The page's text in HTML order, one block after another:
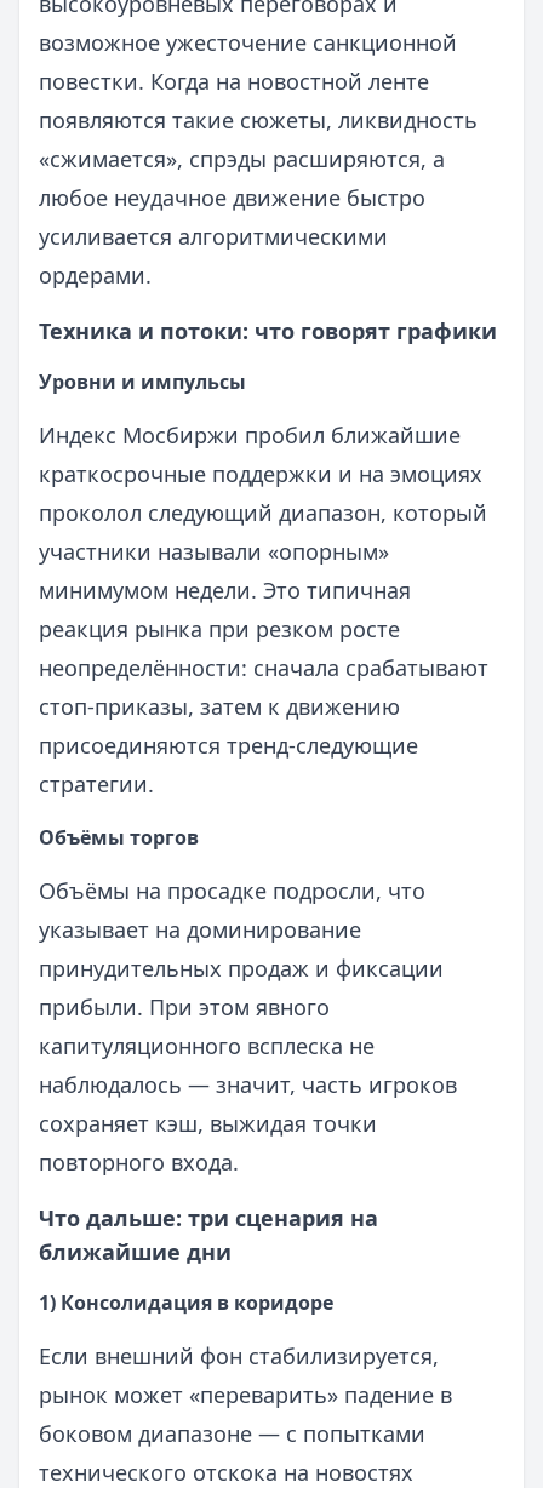
возможное ужесточение санкционной
повестки. Когда на новостной ленте
появляются такие сюжеты, ликвидность
«сжимается», спрэды расширяются, а
любое неудачное движение быстро
усиливается алгоритмическими
ордерами.
Техника и потоки: что говорят графики
Уровни и импульсы
Индекс Мосбиржи пробил ближайшие
краткосрочные поддержки и на эмоциях
проколол следующий диапазон, который
участники называли «опорным»
минимумом недели. Это типичная
реакция рынка при резком росте
неопределённости: сначала срабатывают
стоп-приказы, затем к движению
присоединяются тренд-следующие
стратегии.
Объёмы торгов
Объёмы на просадке подросли, что
указывает на доминирование
принудительных продаж и фиксации
прибыли. При этом явного
капитуляционного всплеска не
наблюдалось — значит, часть игроков
сохраняет кэш, выжидая точки
повторного входа.
Что дальше: три сценария на
ближайшие дни
1) Консолидация в коридоре
Если внешний фон стабилизируется,
рынок может «переварить» падение в
боковом диапазоне — с попытками
технического отскока на новостях